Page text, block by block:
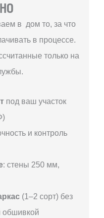
в дом то, за что
в процессе.
только на
под ваш участок
и контроль
: стены 250 мм,
(1–2 сорт) без
обшивкой